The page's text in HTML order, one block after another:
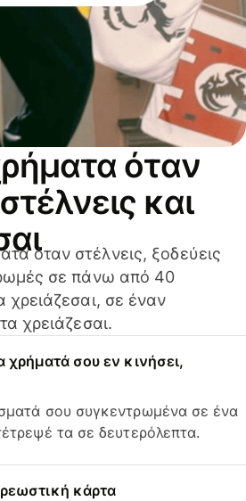
όταν
και
όταν στέλνεις, ξοδεύεις
σε πάνω από 40
σε έναν
χρειάζεσαι.
χρήματά σου εν κινήσει,
σου συγκεντρωμένα σε ένα
τα σε δευτερόλεπτα.
κάρτα